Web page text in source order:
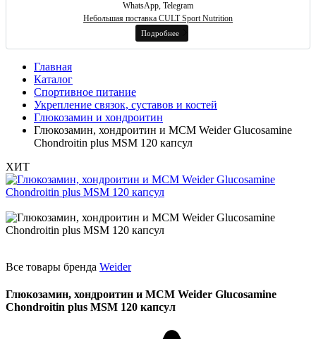
WhatsApp, Telegram
Небольшая поставка CULT Sport Nutrition
Подробнее
Главная
Каталог
Спортивное питание
Укрепление связок, суставов и костей
Глюкозамин и хондроитин
Глюкозамин, хондроитин и МСМ Weider Glucosamine
Chondroitin plus MSM 120 капсул
ХИТ
Все товары бренда Weider
Глюкозамин, хондроитин и МСМ Weider Glucosamine
Chondroitin plus MSM 120 капсул